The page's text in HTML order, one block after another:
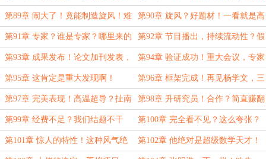
秒！ 省里支持！
第89章 闹大了！竟能制造旋风！难
以想象……
第90章 旋风？好题材！一看就是高
科技！
第91章 专家？谁是专家？哪里来的
专家！
第92章 节目播出，持续流动性？假
的，一定是假的！
第93章 成果发布！论文加刊发表，
论科技潜力的重要性！
第94章 验证成功！重大会议，专家
害人不浅……
第95章 这肯定是重大发现啊！ 第96章 框架完成！再见杨学文，三
分天下的大佬！
第97章 完美表现！高温超导？扯南
扯北，也扯不上高温超导！
第98章 升研究员！合作？简直赚翻
了啊！
第99章 经费不足？我们结题不干
了！
第100章 完全看不见？这么夸张？
皇帝的新装大型现场！
第101章 惊人的特性！这种风气绝 第102章 他绝对是超级数学天才！